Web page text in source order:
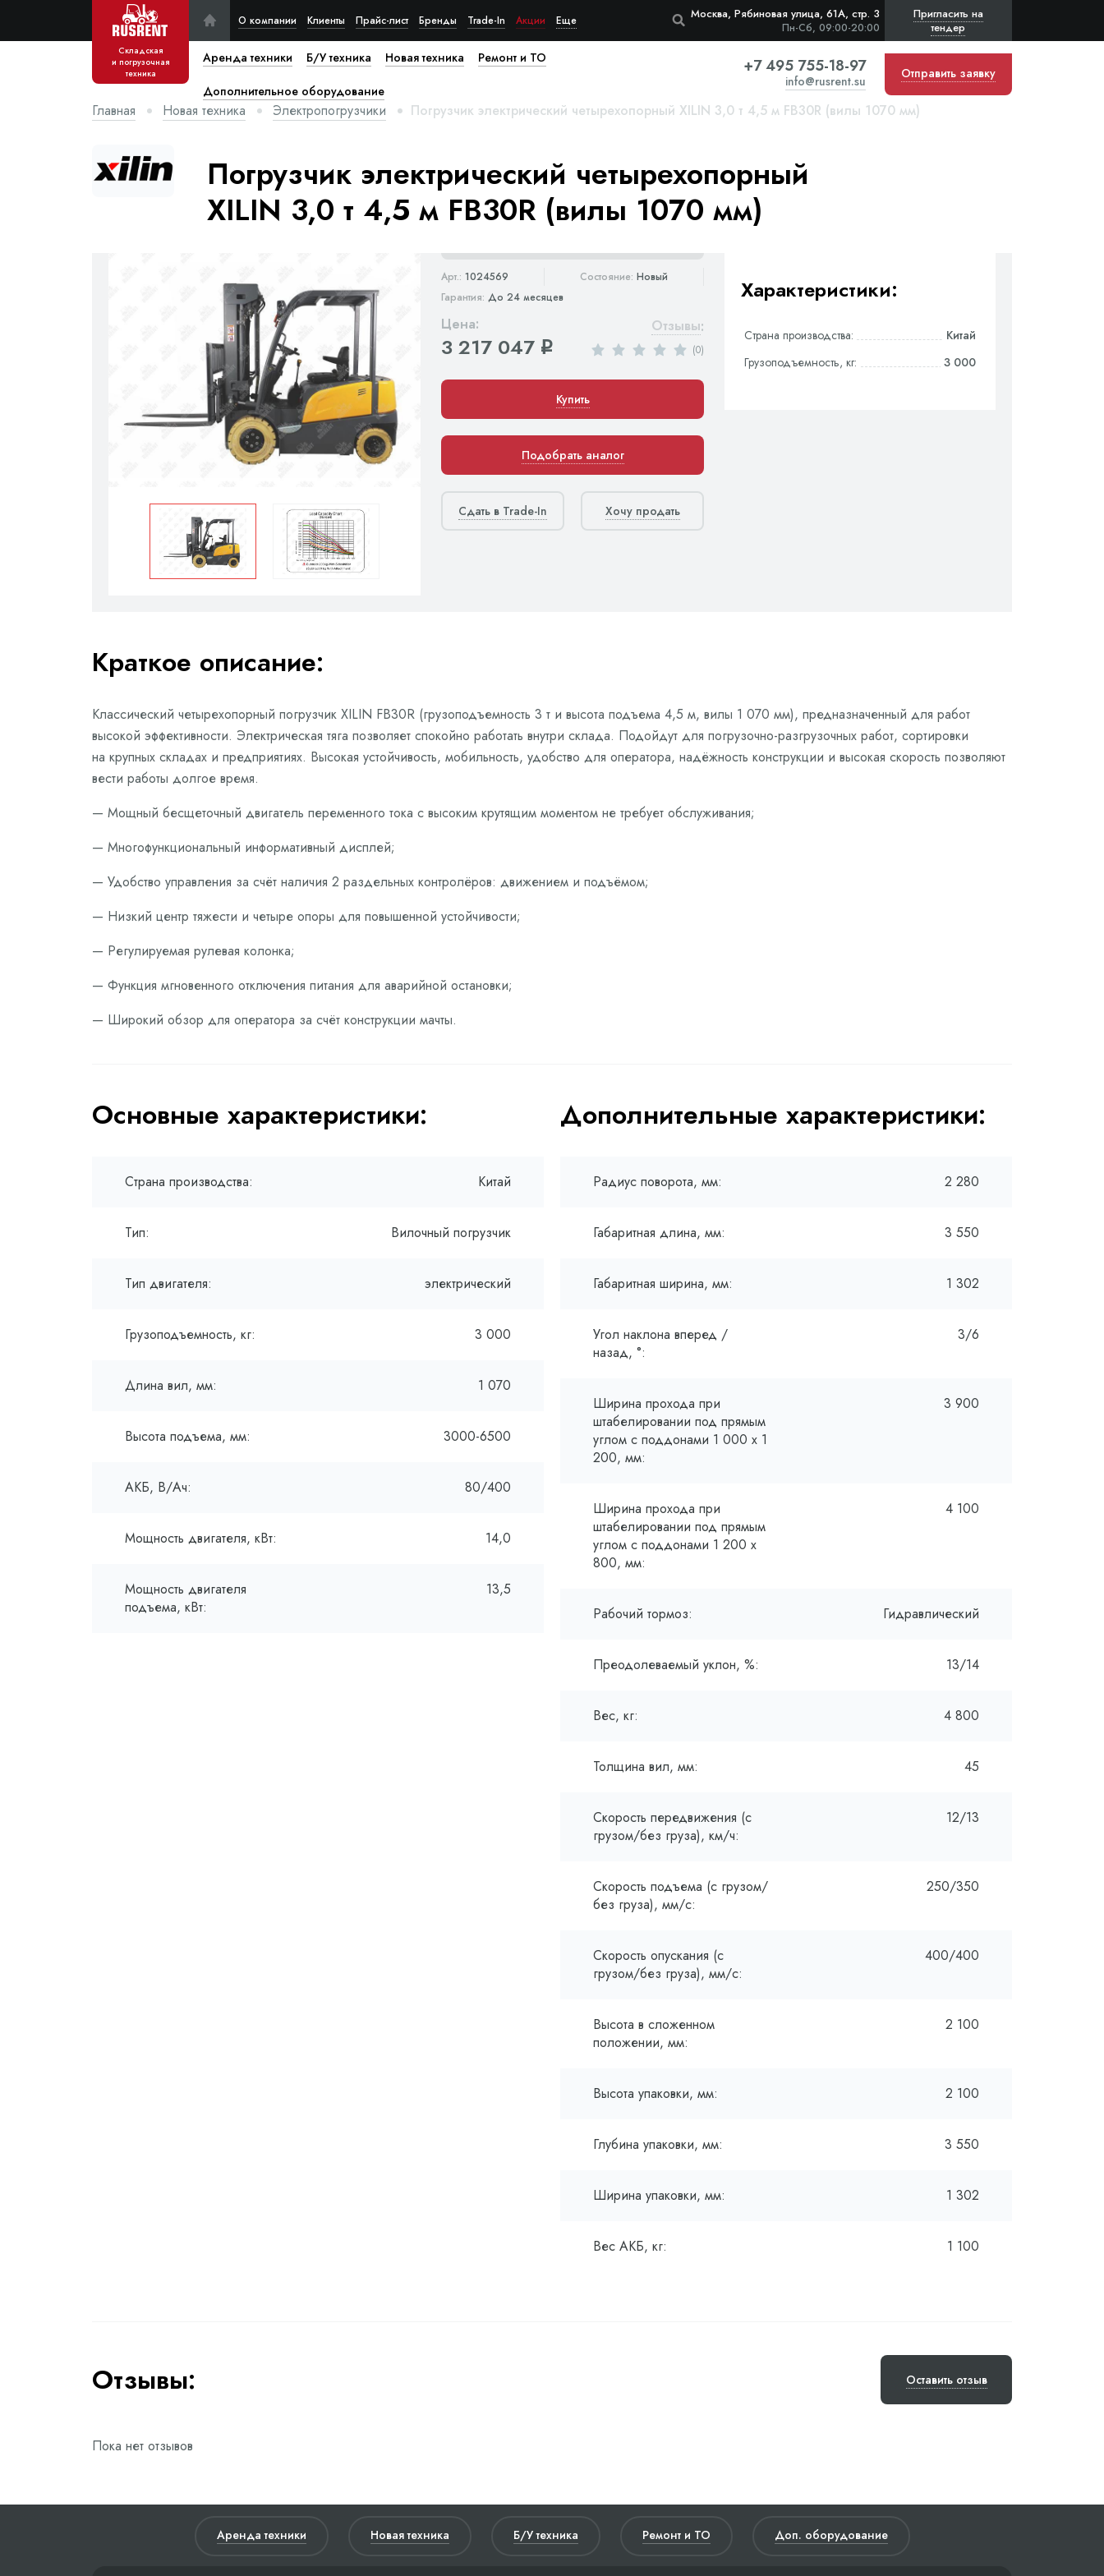
Складская
и погрузочная
техника
О компании Клиенты Прайс-лист Бренды Trade-In Акции Еще Москва, Рябиновая улица, 61А, стр. 3
Пн-Сб, 09:00-20:00
Пригласить на
тендер
Аренда техники Б/У техника Новая техника Ремонт и ТО
Дополнительное оборудование
+7 495 755-18-97
info@rusrent.su Отправить заявку
Главная Новая техника Электропогрузчики Погрузчик электрический четырехопорный XILIN 3,0 т 4,5 м FB30R (вилы 1070 мм)
Погрузчик электрический четырехопорный
XILIN 3,0 т 4,5 м FB30R (вилы 1070 мм)
Арт.: 1024569 Состояние: Новый
Гарантия: До 24 месяцев
Цена:
3 217 047 q
Отзывы:
(0)
Купить
Подобрать аналог
Сдать в Trade-In Хочу продать
Характеристики:
Страна производства:
Китай
Грузоподъемность, кг:
3 000
Краткое описание:
Классический четырехопорный погрузчик XILIN FB30R (грузоподъемность 3 т и высота подъема 4,5 м, вилы 1 070 мм), предназначенный для работ
высокой эффективности. Электрическая тяга позволяет спокойно работать внутри склада. Подойдут для погрузочно-разгрузочных работ, сортировки
на крупных складах и предприятиях. Высокая устойчивость, мобильность, удобство для оператора, надёжность конструкции и высокая скорость позволяют
вести работы долгое время.
— Мощный бесщеточный двигатель переменного тока с высоким крутящим моментом не требует обслуживания;
— Многофункциональный информативный дисплей;
— Удобство управления за счёт наличия 2 раздельных контролёров: движением и подъёмом;
— Низкий центр тяжести и четыре опоры для повышенной устойчивости;
— Регулируемая рулевая колонка;
— Функция мгновенного отключения питания для аварийной остановки;
— Широкий обзор для оператора за счёт конструкции мачты.
Основные характеристики:
Страна производства: Китай
Тип: Вилочный погрузчик
Тип двигателя: электрический
Грузоподъемность, кг: 3 000
Длина вил, мм: 1 070
Высота подъема, мм: 3000-6500
АКБ, В/Ач: 80/400
Мощность двигателя, кВт: 14,0
Мощность двигателя
подъема, кВт:
13,5
Дополнительные характеристики:
Радиус поворота, мм: 2 280
Габаритная длина, мм: 3 550
Габаритная ширина, мм: 1 302
Угол наклона вперед /
назад, °:
3/6
Ширина прохода при
штабелировании под прямым
углом с поддонами 1 000 х 1
200, мм:
3 900
Ширина прохода при
штабелировании под прямым
углом с поддонами 1 200 x
800, мм:
4 100
Рабочий тормоз: Гидравлический
Преодолеваемый уклон, %: 13/14
Вес, кг: 4 800
Толщина вил, мм: 45
Скорость передвижения (с
грузом/без груза), км/ч:
12/13
Скорость подъема (с грузом/
без груза), мм/с:
250/350
Скорость опускания (с
грузом/без груза), мм/с:
400/400
Высота в сложенном
положении, мм:
2 100
Высота упаковки, мм: 2 100
Глубина упаковки, мм: 3 550
Ширина упаковки, мм: 1 302
Вес АКБ, кг: 1 100
Отзывы: Оставить отзыв
Пока нет отзывов
Аренда техники Новая техника Б/У техника Ремонт и ТО Доп. оборудование